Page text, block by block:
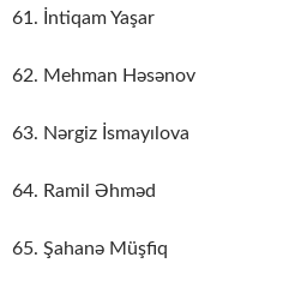
61. İntiqam Yaşar
62. Mehman Həsənov
63. Nərgiz İsmayılova
64. Ramil Əhməd
65. Şahanə Müşfiq